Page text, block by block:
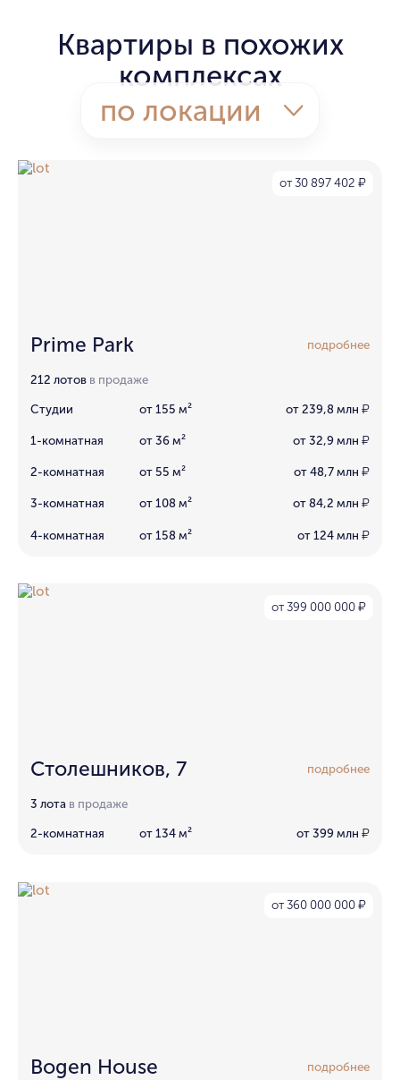
Квартиры в похожих
комплексах
по локации
от 30 897 402 ₽
Prime Park подробнее
212 лотов в продаже
Студии от 155 м² от 239,8 млн ₽
1-комнатная от 36 м² от 32,9 млн ₽
2-комнатная от 55 м² от 48,7 млн ₽
3-комнатная от 108 м² от 84,2 млн ₽
4-комнатная от 158 м² от 124 млн ₽
от 399 000 000 ₽
Столешников, 7 подробнее
3 лота в продаже
2-комнатная от 134 м² от 399 млн ₽
от 360 000 000 ₽
Bogen House подробнее